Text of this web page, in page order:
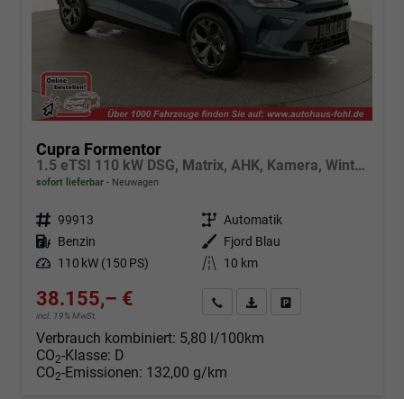
Cupra Formentor
1.5 eTSI 110 kW DSG, Matrix, AHK, Kamera, Winter, el. Klappe, 5 J.-Garantie
sofort lieferbar Neuwagen
Fahrzeugnr. 99913 Getriebe Automatik
Kraftstoff Benzin Außenfarbe
Fjord Blau
Leistung 110 kW (150 PS) Kilometerstand 10 km
38.155,– €
incl. 19% MwSt.
Angebot anfordern
Fahrzeugexpose (PDF)
Verbrauch kombiniert: 5,80 l/100km
CO2-Klasse: D
CO2-Emissionen: 132,00 g/km